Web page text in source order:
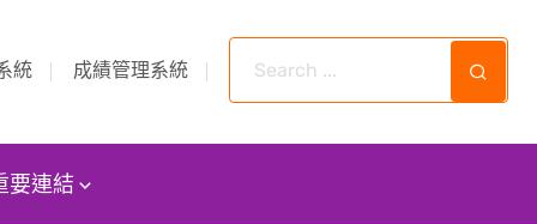
統 成績管理系統
要連結